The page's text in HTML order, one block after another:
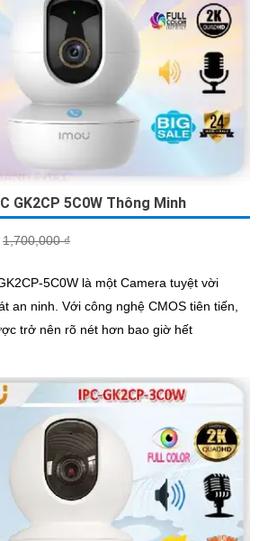
GK2CP 5C0W Thông Minh
1,700,000 ₫
5C0W là một Camera tuyệt vời
CMOS tiên tiến,
trở nên rõ nét hơn bao giờ hết